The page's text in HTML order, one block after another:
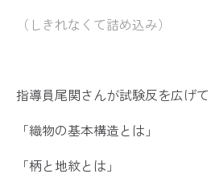
（しきれなくて詰め込み）
指導員尾関さんが試験反を広げて
「織物の基本構造とは」
「柄と地紋とは」